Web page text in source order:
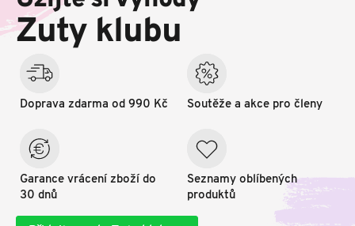
í
Zuty klubu
Doprava zdarma od 990 Kč
Garance vrácení zboží do
30 dnů
Soutěže a akce pro členy
Seznamy oblíbených
produktů